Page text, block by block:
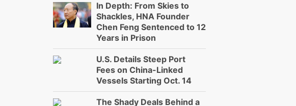
In Depth: From Skies to
Shackles, HNA Founder
Chen Feng Sentenced to 12
Years in Prison
U.S. Details Steep Port
Fees on China-Linked
Vessels Starting Oct. 14
The Shady Deals Behind a